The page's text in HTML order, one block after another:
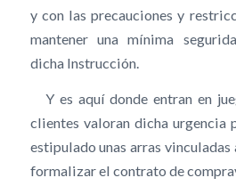
y con las precauciones y
mantener una mínima
dicha Instrucción.
Y es aquí donde entran en
clientes valoran dicha urgencia
estipulado unas arras
formalizar el contrato de